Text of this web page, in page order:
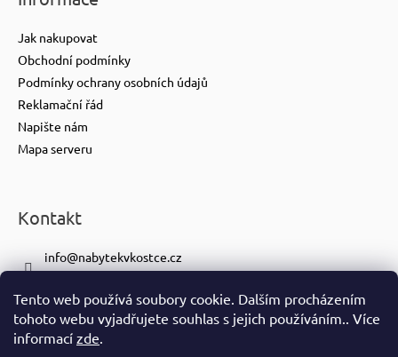
Tento web používá soubory cookie. Dalším procházením
tohoto webu vyjadřujete souhlas s jejich používáním.. Více
informací zde.
Jak nakupovat
Obchodní podmínky
Podmínky ochrany osobních údajů
Reklamační řád
Napište nám
Mapa serveru
Kontakt
info@nabytekvkostce.cz
+420 601 116 371
https://www.facebook.com/nabytekvkostce.cz/
nabytek_v_kostce